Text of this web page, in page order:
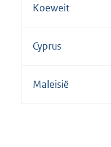
Koeweit
Cyprus
Maleisië